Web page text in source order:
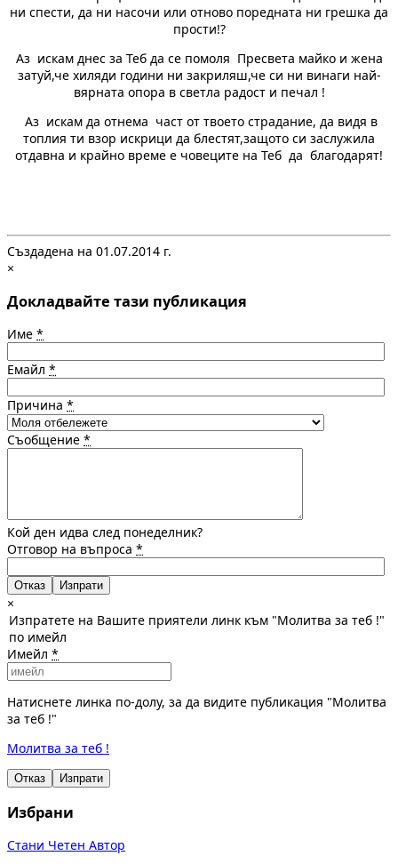
ни спести, да ни насочи или отново поредната ни грешка да
прости!?
Аз искам днес за Теб да се помоля Пресвета майко и жена
затуй,че хиляди години ни закриляш,че си ни винаги най-
вярната опора в светла радост и печал !
Аз искам да отнема част от твоето страдание, да видя в
топлия ти взор искрици да блестят,защото си заслужила
отдавна и крайно време е човеците на Теб да благодарят!
Създадена на 01.07.2014 г.
×
Докладвайте тази публикация
Име *
Емайл *
Причина *
Съобщение *
Кой ден идва след понеделник?
Отговор на въпроса *
Отказ
×
Изпратете на Вашите приятели линк към "Молитва за теб !"
по имейл
Имейл *
Натиснете линка по-долу, за да видите публикация "Молитва
за теб !"
Молитва за теб !
Отказ Изпрати
Избрани
Стани Четен Автор